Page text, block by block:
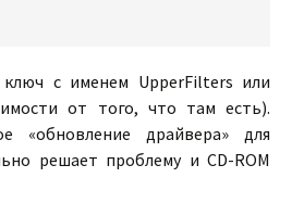
с именем UpperFilters или
от того, что там есть).
«обновление драйвера» для
решает проблему и CD-ROM